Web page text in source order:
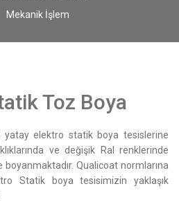
Mekanik İşlem
Toz Boya
yatay elektro statik boya tesislerine
ve değişik Ral renklerinde
Qualicoat normlarına
Statik boya tesisimizin yaklaşık